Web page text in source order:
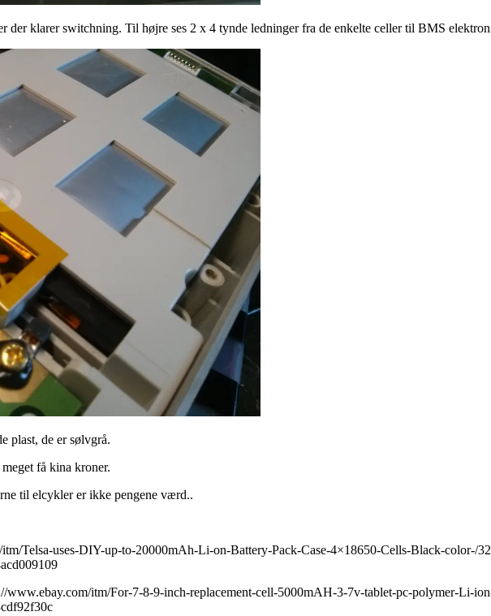
der klarer switchning. Til højre ses 2 x 4 tynde ledninger fra de enkelte celler til BMS
plast, de er sølvgrå.
få kina kroner.
til elcykler er ikke pengene værd..
Telsa-uses-DIY-up-to-20000mAh-Li-on-Battery-Pack-Case-4×18650-Cells-Black-color-/
www.ebay.com/itm/For-7-8-9-inch-replacement-cell-5000mAH-3-7v-tablet-pc-polymer-Li-